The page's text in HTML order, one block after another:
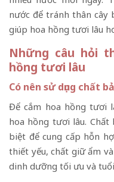
nước để tránh thân cây
giúp hoa hồng tươi lâu
Những câu hỏi
hồng tươi lâu
Có nên sử dụng chất
Để cắm hoa hồng tươi
hoa hồng tươi lâu. Chất
biệt để cung cấp hỗn
thiết yếu, chất giữ ẩm
dinh dưỡng tối ưu và tuổi